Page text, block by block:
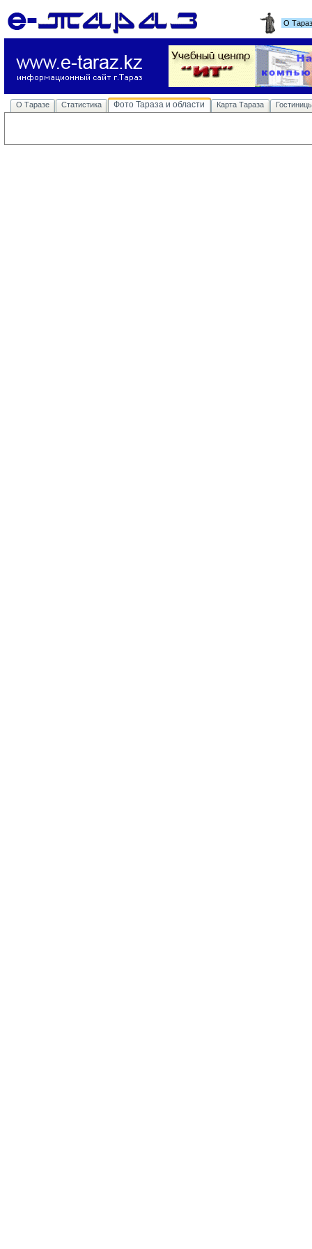
О
О Таразе Статистика Фото Тараза и области Карта Тараза